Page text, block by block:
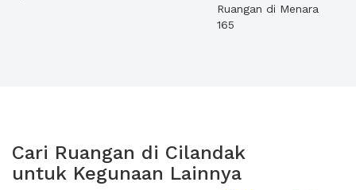
Ruangan di Menara
165
Cari Ruangan di Cilandak
untuk Kegunaan Lainnya